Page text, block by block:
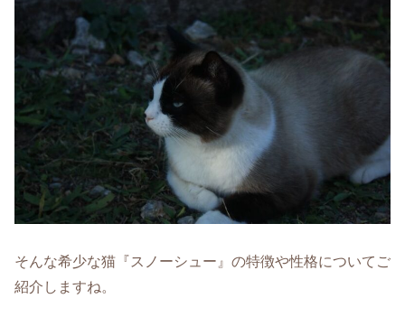
そんな希少な猫『スノーシュー』の特徴や性格についてご
紹介しますね。